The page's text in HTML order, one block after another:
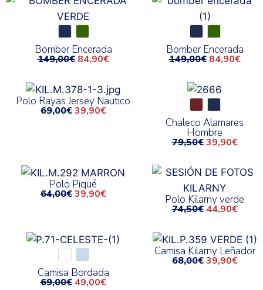
Bomber Encerada
149,00€ 84,90€
Bomber Encerada
149,00€ 84,90€
Polo Rayas Jersey Nautico
69,00€ 39,90€
Chaleco Alamares
Hombre
79,50€ 39,90€
Polo Piqué
64,00€ 39,90€ Polo Kilarny verde
74,50€ 44,90€
Camisa Bordada
69,00€ 49,00€
Camisa Kilarny Leñador
68,00€ 39,90€